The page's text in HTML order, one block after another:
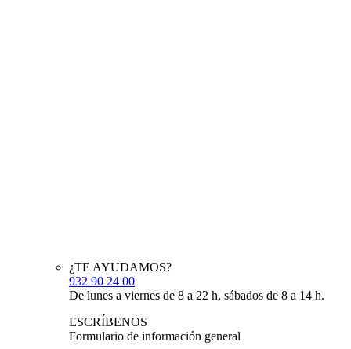
¿TE AYUDAMOS?
932 90 24 00
De lunes a viernes de 8 a 22 h, sábados de 8 a 14 h.
ESCRÍBENOS
Formulario de información general